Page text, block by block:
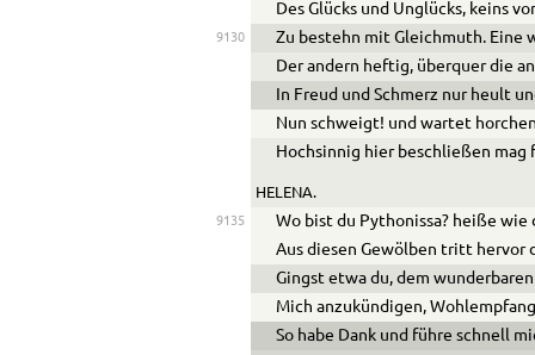
Des Glücks und Unglücks, keins
9130
Zu bestehn mit Gleichmuth. Eine
Der andern heftig, überquer die
In Freud und Schmerz nur heult
Nun schweigt! und wartet
Hochsinnig hier beschließen mag
HELENA.
9135
Wo bist du Pythonissa? heiße wie
Aus diesen Gewölben tritt hervor
Gingst etwa du, dem
Mich anzukündigen,
So habe Dank und führe schnell